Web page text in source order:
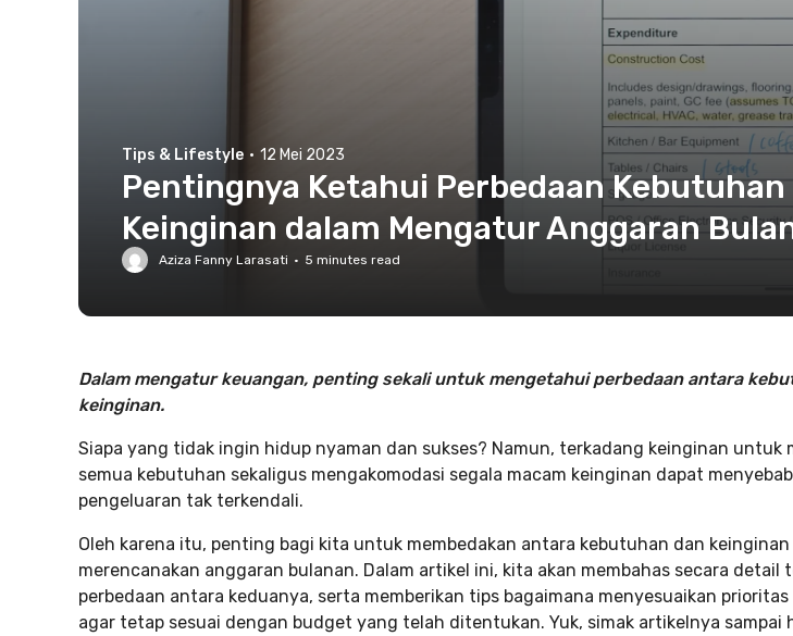
Tips & Lifestyle · 12 Mei 2023
Pentingnya Ketahui Perbedaan Kebutuhan
Keinginan dalam Mengatur Anggaran
Aziza Fanny Larasati · 5 minutes read
Dalam mengatur keuangan, penting sekali untuk mengetahui perbedaan antara
keinginan.
Siapa yang tidak ingin hidup nyaman dan sukses? Namun, terkadang keinginan untuk
semua kebutuhan sekaligus mengakomodasi segala macam keinginan dapat
pengeluaran tak terkendali.
Oleh karena itu, penting bagi kita untuk membedakan antara kebutuhan dan keinginan
merencanakan anggaran bulanan. Dalam artikel ini, kita akan membahas secara detail
perbedaan antara keduanya, serta memberikan tips bagaimana menyesuaikan
agar tetap sesuai dengan budget yang telah ditentukan. Yuk, simak artikelnya sampai